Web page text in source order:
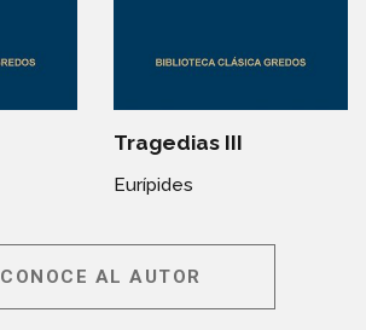
Tragedias III
Eurípides
CONOCE AL AUTOR